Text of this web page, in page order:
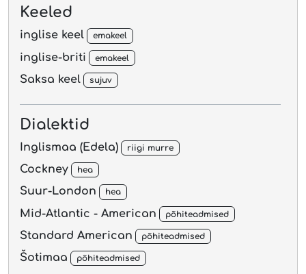
Keeled
inglise keel emakeel
inglise-briti emakeel
Saksa keel sujuv
Dialektid
Inglismaa (Edela) riigi murre
Cockney hea
Suur-London hea
Mid-Atlantic - American põhiteadmised
Standard American põhiteadmised
Šotimaa põhiteadmised